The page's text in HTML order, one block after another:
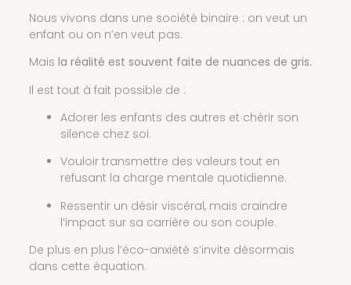
Nous vivons dans une société binaire : on veut un
enfant ou on n’en veut pas.
Mais la réalité est souvent faite de nuances de gris.
Il est tout à fait possible de :
Adorer les enfants des autres et chérir son
silence chez soi.
Vouloir transmettre des valeurs tout en
refusant la charge mentale quotidienne.
Ressentir un désir viscéral, mais craindre
l’impact sur sa carrière ou son couple.
De plus en plus l’éco-anxiété s’invite désormais
dans cette équation.